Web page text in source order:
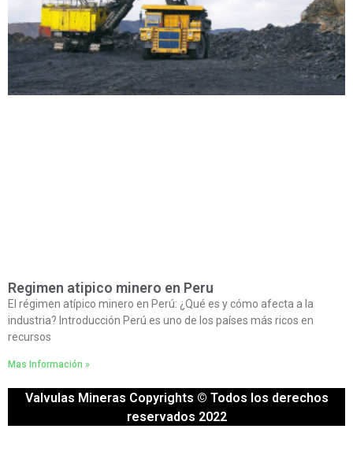
Regimen atipico minero en Peru
El régimen atípico minero en Perú: ¿Qué es y cómo afecta a la
industria? Introducción Perú es uno de los países más ricos en
recursos
Mas Información »
Valvulas Mineras Copyrights © Todos los derechos
reservados 2022